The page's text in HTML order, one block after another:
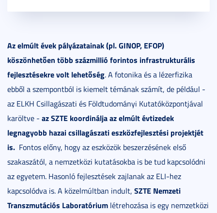
Az elmúlt évek pályázatainak (pl. GINOP, EFOP)
köszönhetően több százmillió forintos infrastrukturális
fejlesztésekre volt lehetőség. A fotonika és a lézerfizika
ebből a szempontból is kiemelt témának számít, de például -
az ELKH Csillagászati és Földtudományi Kutatóközpontjával
karöltve - az SZTE koordinálja az elmúlt évtizedek
legnagyobb hazai csillagászati eszközfejlesztési projektjét
is. Fontos előny, hogy az eszközök beszerzésének első
szakaszától, a nemzetközi kutatásokba is be tud kapcsolódni
az egyetem. Hasonló fejlesztések zajlanak az ELI-hez
kapcsolódva is. A közelmúltban indult, SZTE Nemzeti
Transzmutációs Laboratórium létrehozása is egy nemzetközi